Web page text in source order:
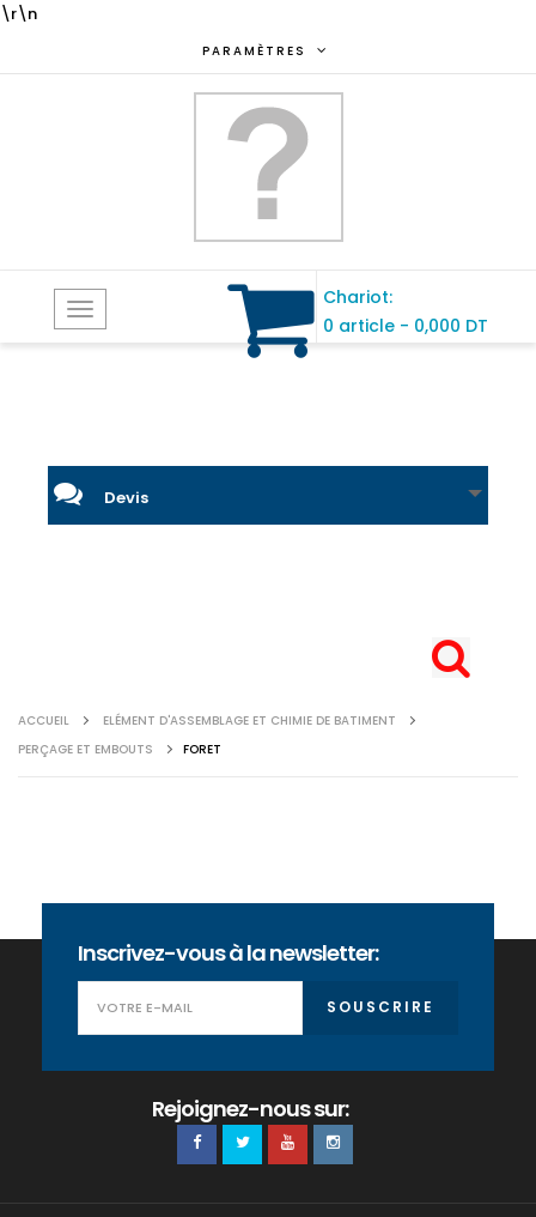
\r\n
PARAMÈTRES
Toggle
Chariot:
0 article - 0,000 DT
Devis
ACCUEIL
ELÉMENT D'ASSEMBLAGE ET CHIMIE DE BATIMENT
PERÇAGE ET EMBOUTS
FORET
Inscrivez-vous à la newsletter:
SOUSCRIRE
Rejoignez-nous sur: